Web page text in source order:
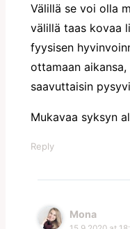
Välillä se voi olla
välillä taas kovaa
fyysisen
ottamaan
saavuttaisin
Mukavaa syksyn
Reply
Mona